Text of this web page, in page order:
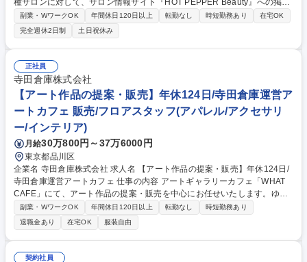
種サロンに対して、サロン情報サイト『HOT PEPPER Beauty』への掲載
などを通して、業界や担当地域のトレンドを把握し、クライアントの課題
に対して具体的な解決策を提案していただきます。 各種美容系サロンクラ
イアントへ新規・既存営業をお任せします。ただサービスを売るのではな
く、店舗集客UPの課題解決提案を行います。より効果のある記事提案/キ
ャンペーンや特別メニューの提案/店舗ブランディング企画提案等にも挑戦
できます。【例えば…】担当エリア内のヘア/ネイル/エステサロン・ジ
ム・ヨガ等に対し、『HOT PEPPER Beauty』を用いた集客支援と、『SA
LON BOARD』を用いた業務支援を実施します。 募集職種 【仙台】★HO
T PEPPER Beautyの企画営業★美容業界の進化と発展のサポーター
副業・WワークOK 年間休日120日以上 転勤なし 時短勤務あり
在宅OK
完全週休2日制
土日祝休み
正社員
寺田倉庫株式会社
【アート作品の提案・販売】年休124日/寺田倉庫運営ア
ートカフェ 販売/フロアスタッフ(アパレル/アクセサリ
ー/インテリア)
月給30万800円～37万6000円
東京都品川区
企業名 寺田倉庫株式会社 求人名 【アート作品の提案・販売】年休124日/
寺田倉庫運営アートカフェ 仕事の内容 アートギャラリーカフェ「WHAT
CAFE」にて、アート作品の提案・販売を中心にお任せいたします。ゆく
ゆくはイベント企画や販促、販売戦略の立案などにも携わり、アートを通
じた新たな価値創造に挑戦いただきます。 【業務の詳細】 ■ご来店された
お客様へのアート作品の提案・販売・接客 ■作品展示準備、店舗オペレー
ション改善、売場づくり ■販売手法の改善、接客マニュアル整備、スタッ
フ育成サポート ■イベント・PR施策・SNS等の企画運営（将来的に担
副業・WワークOK 年間休日120日以上 転勤なし
時短勤務あり
退職金あり
在宅OK 服装自由
契約社員